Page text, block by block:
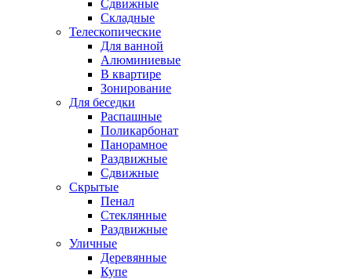
Сдвижные
Складные
Телескопические
Для ванной
Алюминиевые
В квартире
Зонирование
Для беседки
Распашные
Поликарбонат
Панорамное
Раздвижные
Сдвижные
Скрытые
Пенал
Стеклянные
Раздвижные
Уличные
Деревянные
Купе